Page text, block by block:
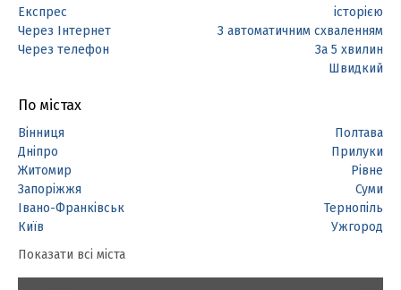
Експрес
Через Інтернет
Через телефон
історією
З автоматичним схваленням
За 5 хвилин
Швидкий
По містах
Вінниця
Дніпро
Житомир
Запоріжжя
Івано-Франківськ
Київ
Полтава
Прилуки
Рівне
Суми
Тернопіль
Ужгород
Показати всі міста